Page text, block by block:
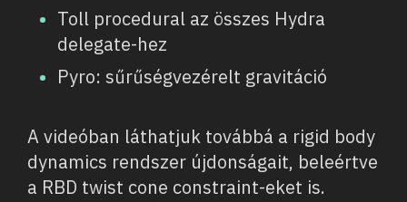
Toll procedural az összes Hydra
delegate-hez
Pyro: sűrűségvezérelt gravitáció
A videóban láthatjuk továbbá a rigid body
dynamics rendszer újdonságait, beleértve
a RBD twist cone constraint-eket is.